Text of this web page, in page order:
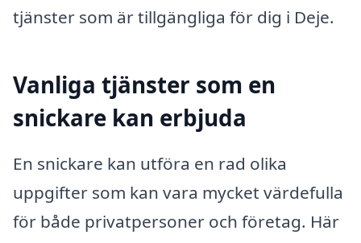
tjänster som är tillgängliga för dig i Deje.
Vanliga tjänster som en
snickare kan erbjuda
En snickare kan utföra en rad olika
uppgifter som kan vara mycket värdefulla
för både privatpersoner och företag. Här